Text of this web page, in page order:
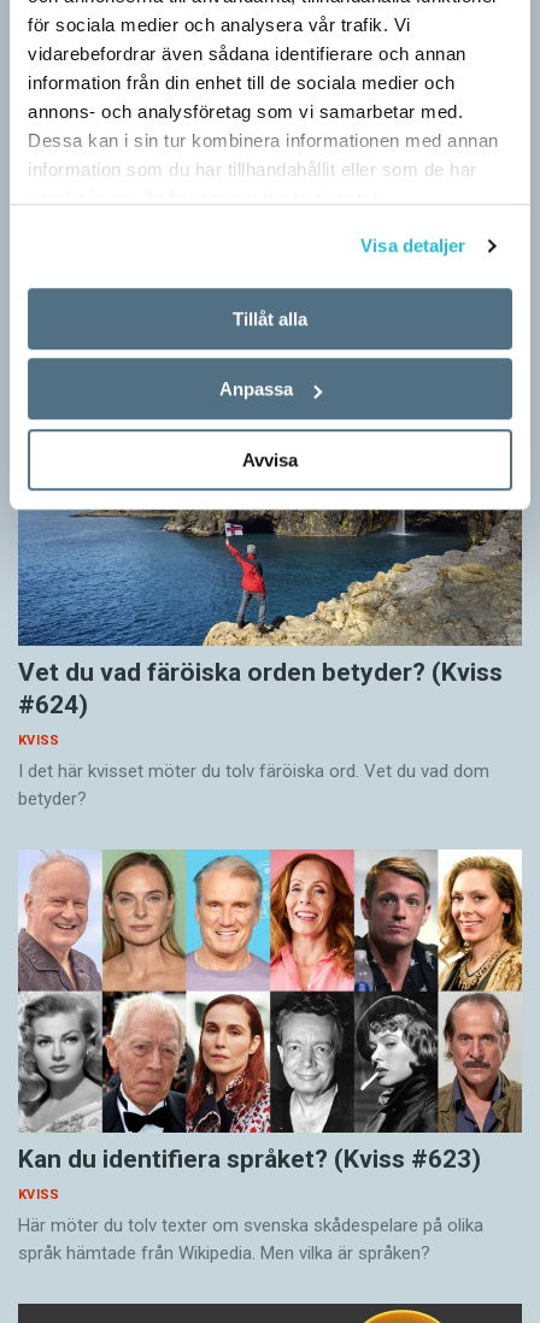
för sociala medier och analysera vår trafik. Vi
vidarebefordrar även sådana identifierare och annan
information från din enhet till de sociala medier och
annons- och analysföretag som vi samarbetar med.
Dessa kan i sin tur kombinera informationen med annan
information som du har tillhandahållit eller som de har
Visa detaljer
Tillåt alla
Anpassa
Avvisa
Känner du till orden från SAOL? (Kviss
Vet du vad dom här tolv svenska orden betyder? Dom rätta
svaren kommer från Svenska Akademiens ordlista.
Vet du vad färöiska orden betyder? (Kviss
#624)
KVISS
I det här kvisset möter du tolv färöiska ord. Vet du vad dom
betyder?
Kan du identifiera språket? (Kviss #623)
KVISS
Här möter du tolv texter om svenska skådespelare på olika
språk hämtade från Wikipedia. Men vilka är språken?